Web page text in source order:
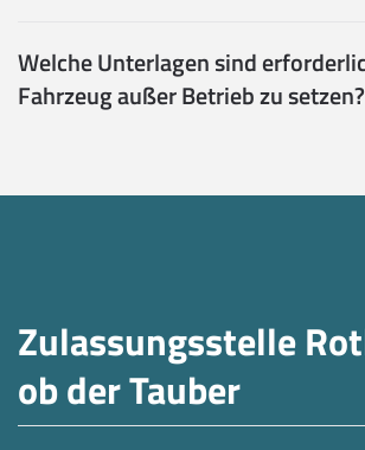
Welche Unterlagen sind
Fahrzeug außer Betrieb zu setzen?
Zulassungsstelle
ob der Tauber